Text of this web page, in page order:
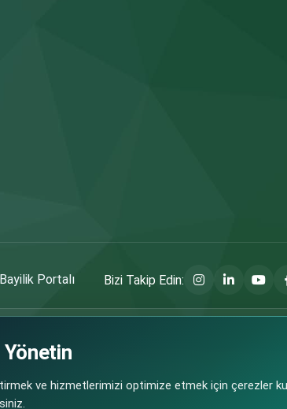
Portalı Bizi Takip Edin:
ve şeffaf şekilde paylaşılmasını amaçlayan bir platformdur.
franchise veren firmalar tarafından sağlanmakta olup, bu
ve hizmetlerimizi optimize etmek için çerezler